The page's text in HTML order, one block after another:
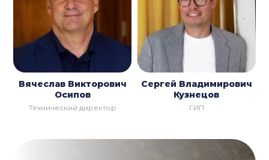
Вячеслав Викторович
Осипов
Технический директор
Сергей Владимирович
Кузнецов
ГИП